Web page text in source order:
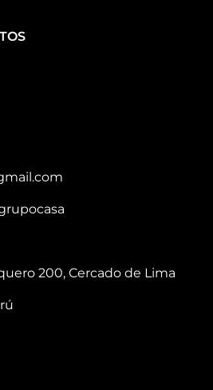
200, Cercado de Lima